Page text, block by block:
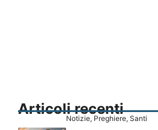
Articoli recenti
Notizie, Preghiere, Santi